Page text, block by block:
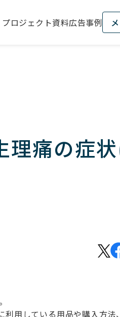
ロジェクト資料広告事例
理痛の症
利用している用品や購入方法